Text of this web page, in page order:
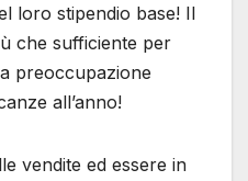
loro stipendio base! Il
che sufficiente per
preoccupazione
all’anno!
vendite ed essere in